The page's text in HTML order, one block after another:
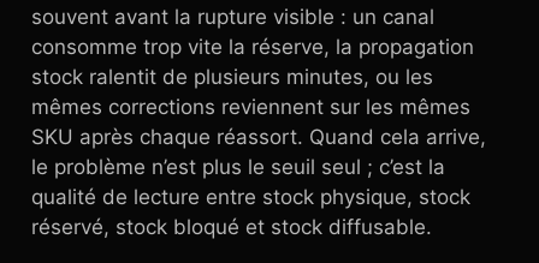
souvent avant la rupture visible : un canal
consomme trop vite la réserve, la propagation
stock ralentit de plusieurs minutes, ou les
mêmes corrections reviennent sur les mêmes
SKU après chaque réassort. Quand cela arrive,
le problème n’est plus le seuil seul ; c’est la
qualité de lecture entre stock physique, stock
réservé, stock bloqué et stock diffusable.